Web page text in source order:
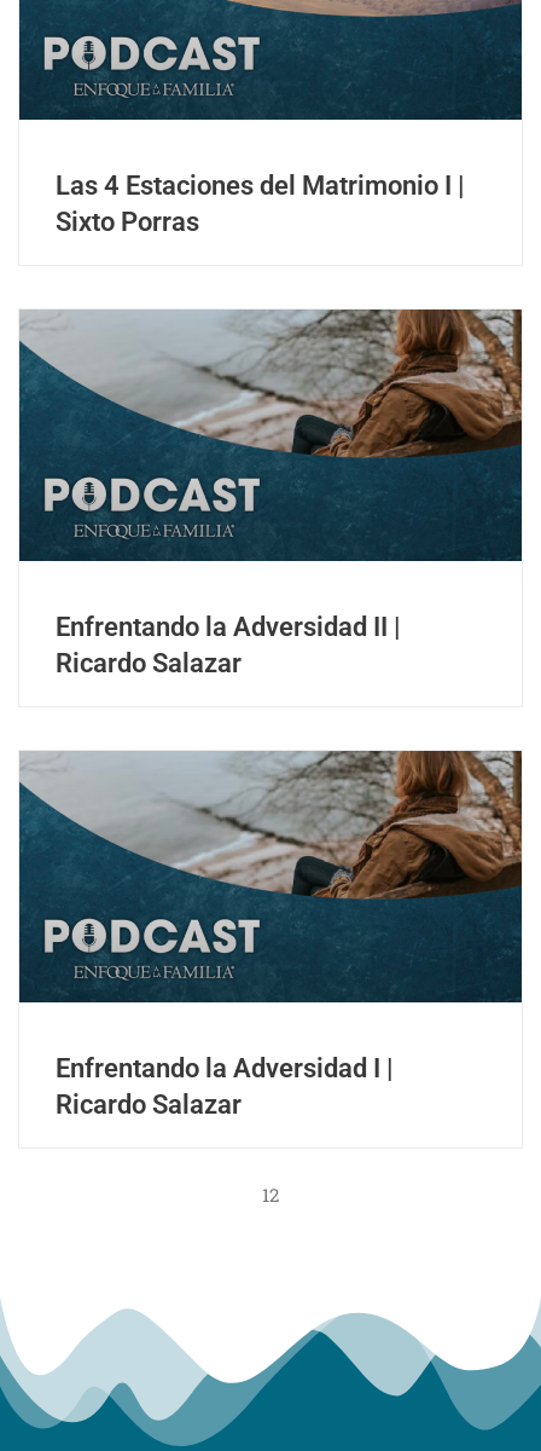
Las 4 Estaciones del Matrimonio I |
Sixto Porras
Enfrentando la Adversidad II |
Ricardo Salazar
Enfrentando la Adversidad I |
Ricardo Salazar
12